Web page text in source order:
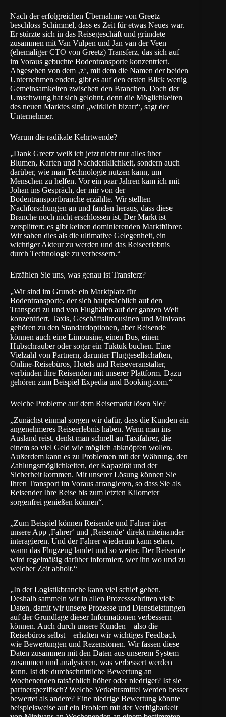
Nach der erfolgreichen Übernahme von Greetz
beschloss Schimmel, dass es Zeit für etwas Neues war.
Er stürzte sich in das Reisegeschäft und gründete
zusammen mit Van Vulpen und Jan van der Veen
(ehemaliger CTO von Greetz) Transferz, das sich auf
im Voraus gebuchte Bodentransporte konzentriert.
Abgesehen von dem ‚z‘, mit dem die Namen der beiden
Unternehmen enden, gibt es auf den ersten Blick wenig
Gemeinsamkeiten zwischen den Branchen. Doch der
Umschwung hat sich gelohnt, denn die Möglichkeiten
des neuen Marktes sind „wirklich bizarr“, sagt der
Unternehmer.
Warum die radikale Kehrtwende?
„Dank Greetz weiß ich jetzt nicht nur alles über
Blumen, Karten und Nachdenklichkeit, sondern auch
darüber, wie man Technologie nutzen kann, um
Menschen zu helfen. Vor ein paar Jahren kam ich mit
Johan ins Gespräch, der mir von der
Bodentransportbranche erzählte. Wir stellten
Nachforschungen an und fanden heraus, dass diese
Branche noch nicht erschlossen ist. Der Markt ist
zersplittert; es gibt keinen dominierenden Marktführer.
Wir sahen dies als die ultimative Gelegenheit, ein
wichtiger Akteur zu werden und das Reiseerlebnis
durch Technologie zu verbessern.“
Erzählen Sie uns, was genau ist Transferz?
„Wir sind im Grunde ein Marktplatz für
Bodentransporte, der sich hauptsächlich auf den
Transport zu und von Flughäfen auf der ganzen Welt
konzentriert. Taxis, Geschäftslimousinen und Minivans
gehören zu den Standardoptionen, aber Reisende
können auch eine Limousine, einen Bus, einen
Hubschrauber oder sogar ein Tuktuk buchen. Eine
Vielzahl von Partnern, darunter Fluggesellschaften,
Online-Reisebüros, Hotels und Reiseveranstalter,
verbinden ihre Reisenden mit unserer Plattform. Dazu
gehören zum Beispiel Expedia und Booking.com.“
Welche Probleme auf dem Reisemarkt lösen Sie?
„Zunächst einmal sorgen wir dafür, dass die Kunden ein
angenehmeres Reiseerlebnis haben. Wenn man ins
Ausland reist, denkt man schnell an Taxifahrer, die
einem so viel Geld wie möglich abknöpfen wollen.
Außerdem kann es zu Problemen mit der Währung, den
Zahlungsmöglichkeiten, der Kapazität und der
Sicherheit kommen. Mit unserer Lösung können Sie
Ihren Transport im Voraus arrangieren, so dass Sie als
Reisender Ihre Reise bis zum letzten Kilometer
sorgenfrei genießen können“.
„Zum Beispiel können Reisende und Fahrer über
unsere App ‚Fahrer‘ und ‚Reisende‘ direkt miteinander
interagieren. Und der Fahrer wiederum kann sehen,
wann das Flugzeug landet und so weiter. Der Reisende
wird regelmäßig darüber informiert, wer ihn wo und zu
welcher Zeit abholt.“
„In der Logistikbranche kann viel schief gehen.
Deshalb sammeln wir in allen Prozessschritten viele
Daten, damit wir unsere Prozesse und Dienstleistungen
auf der Grundlage dieser Informationen verbessern
können. Auch durch unsere Kunden – also die
Reisebüros selbst – erhalten wir wichtiges Feedback
wie Bewertungen und Rezensionen. Wir fassen diese
Daten zusammen mit den Daten aus unserem System
zusammen und analysieren, was verbessert werden
kann. Ist die durchschnittliche Bewertung an
Wochenenden tatsächlich höher oder niedriger? Ist sie
partnerspezifisch? Welche Verkehrsmittel werden besser
bewertet als andere? Eine niedrige Bewertung könnte
beispielsweise auf ein Problem mit der Verfügbarkeit